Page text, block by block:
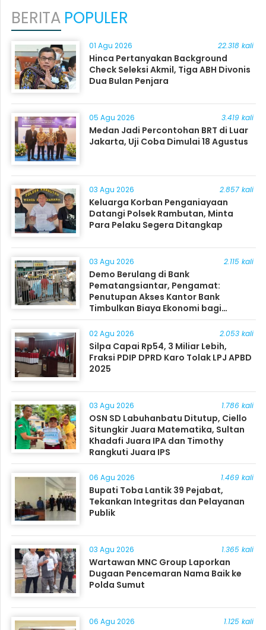
BERITA POPULER
01 Agu 2026 22.318 kali
Hinca Pertanyakan Background
Check Seleksi Akmil, Tiga ABH Divonis
Dua Bulan Penjara
05 Agu 2026 3.419 kali
Medan Jadi Percontohan BRT di Luar
Jakarta, Uji Coba Dimulai 18 Agustus
03 Agu 2026 2.857 kali
Keluarga Korban Penganiayaan
Datangi Polsek Rambutan, Minta
Para Pelaku Segera Ditangkap
03 Agu 2026 2.115 kali
Demo Berulang di Bank
Pematangsiantar, Pengamat:
Penutupan Akses Kantor Bank
Timbulkan Biaya Ekonomi bagi
Masyarakat
02 Agu 2026 2.053 kali
Silpa Capai Rp54, 3 Miliar Lebih,
Fraksi PDIP DPRD Karo Tolak LPJ APBD
2025
03 Agu 2026 1.786 kali
OSN SD Labuhanbatu Ditutup, Ciello
Situngkir Juara Matematika, Sultan
Khadafi Juara IPA dan Timothy
Rangkuti Juara IPS
06 Agu 2026 1.469 kali
Bupati Toba Lantik 39 Pejabat,
Tekankan Integritas dan Pelayanan
Publik
03 Agu 2026 1.365 kali
Wartawan MNC Group Laporkan
Dugaan Pencemaran Nama Baik ke
Polda Sumut
06 Agu 2026 1.125 kali